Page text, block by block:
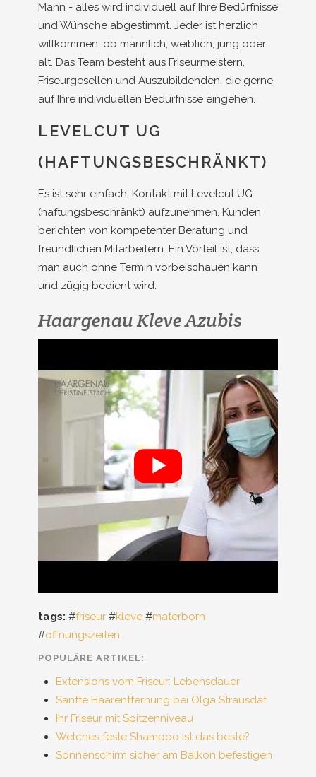
Mann - alles wird individuell auf Ihre Bedürfnisse
und Wünsche abgestimmt. Jeder ist herzlich
willkommen, ob männlich, weiblich, jung oder
alt. Das Team besteht aus Friseurmeistern,
Friseurgesellen und Auszubildenden, die gerne
auf Ihre individuellen Bedürfnisse eingehen.
LEVELCUT UG
(HAFTUNGSBESCHRÄNKT)
Es ist sehr einfach, Kontakt mit Levelcut UG
(haftungsbeschränkt) aufzunehmen. Kunden
berichten von kompetenter Beratung und
freundlichen Mitarbeitern. Ein Vorteil ist, dass
man auch ohne Termin vorbeischauen kann
und zügig bedient wird.
Haargenau Kleve Azubis
tags: #friseur #kleve #materborn
#öffnungszeiten
POPULÄRE ARTIKEL:
Extensions vom Friseur: Lebensdauer
Sanfte Haarentfernung bei Olga Strausdat
Ihr Friseur mit Spitzenniveau
Welches feste Shampoo ist das beste?
Sonnenschirm sicher am Balkon befestigen